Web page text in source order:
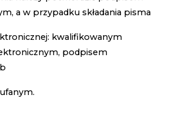
a w przypadku składania pisma
kwalifikowanym
podpisem